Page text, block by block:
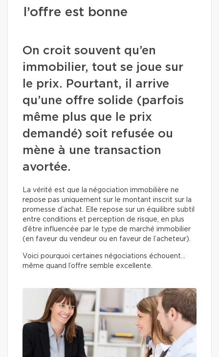
l’offre est bonne
On croit souvent qu’en
immobilier, tout se joue sur
le prix. Pourtant, il arrive
qu’une offre solide (parfois
même plus que le prix
demandé) soit refusée ou
mène à une transaction
avortée.
La vérité est que la négociation immobilière ne
repose pas uniquement sur le montant inscrit sur la
promesse d’achat. Elle repose sur un équilibre subtil
entre conditions et perception de risque, en plus
d’être influencée par le type de marché immobilier
(en faveur du vendeur ou en faveur de l’acheteur).
Voici pourquoi certaines négociations échouent…
même quand l’offre semble excellente.